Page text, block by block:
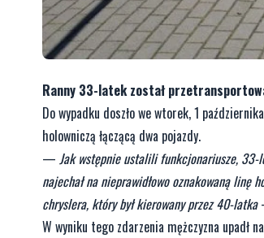
Ranny 33-latek został
Do wypadku doszło we wtorek, 1
holowniczą łączącą dwa pojazdy.
— Jak wstępnie ustalili funkcjonariusze, 33-
najechał na nieprawidłowo oznakowaną linę
chryslera, który był kierowany przez 40-latka
W wyniku tego zdarzenia mężczyzna upadł